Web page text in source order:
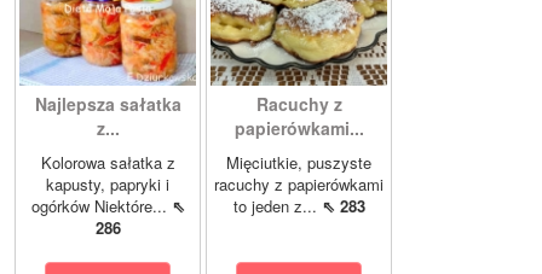
Najlepsza sałatka
z...
Kolorowa sałatka z
kapusty, papryki i
ogórków Niektóre... ⇖
286
Racuchy z
papierówkami...
Mięciutkie, puszyste
racuchy z papierówkami
to jeden z... ⇖ 283